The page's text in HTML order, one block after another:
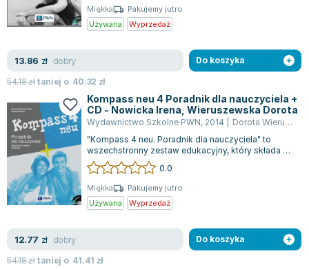
Piotr Kościelny
Jan Piński
Agata Passent
Michel Moran
Maciej Orłoś
Jo Nesbo
Katarzyna Miller
Antoine de Saint Exupery
Lew Tołstoj
Mark Twain
Marcin Meller
ks. Piotr Pawlukiewicz
Jarosław Sokołowski
Miękka
Pakujemy jutro
Używana
Wyprzedaż
13.86 zł dobry
54.18złtaniej o 40.32 zł
Do koszyka
Kompass neu 4 Poradnik dla nauczyciela +
CD - Nowicka Irena, Wieruszewska Dorota
Wydawnictwo Szkolne PWN, 2014
Dorota Wieruszewska
"Kompass 4 neu. Poradnik dla nauczyciela" to
wszechstronny zestaw edukacyjny, który składa się
z książki, płyty CD audio oraz zaso...
0.0
Miękka
Pakujemy jutro
Używana
Wyprzedaż
12.77 zł dobry
54.18złtaniej o 41.41 zł
Do koszyka